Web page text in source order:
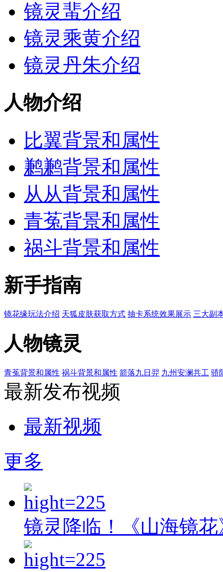
镜灵蜚介绍
镜灵乘黄介绍
镜灵丹朱介绍
人物介绍
比翼背景和属性
鹣鹣背景和属性
从从背景和属性
青菟背景和属性
祸斗背景和属性
新手指南
镜花缘玩法介绍 天狐皮肤获取方式 抽卡系统效果展示 三大副
人物镜灵
青菟背景和属性 祸斗背景和属性 箭落九日羿 九州安澜共工 骄
最新发布视频
最新视频
更多
镜灵降临！《山海镜